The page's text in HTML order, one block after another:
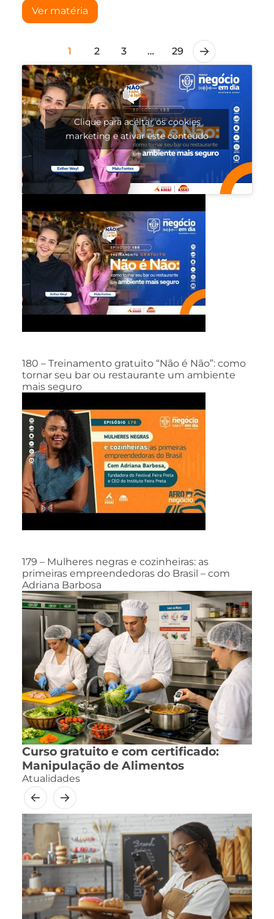
Ver matéria
1 2 3 … 29
Clique para aceitar os cookies
marketing e ativar este conteúdo
180 – Treinamento gratuito “Não é Não”: como
tornar seu bar ou restaurante um ambiente
mais seguro
179 – Mulheres negras e cozinheiras: as
primeiras empreendedoras do Brasil – com
Adriana Barbosa
Curso gratuito e com certificado:
Manipulação de Alimentos
Atualidades